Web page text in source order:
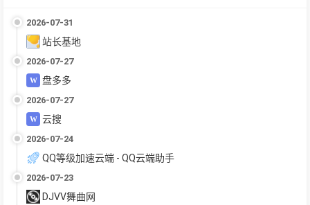
2026-07-31
站长基地
2026-07-27
盘多多
2026-07-27
云搜
2026-07-24
QQ等级加速云端 - QQ云端助手
2026-07-23
DJVV舞曲网